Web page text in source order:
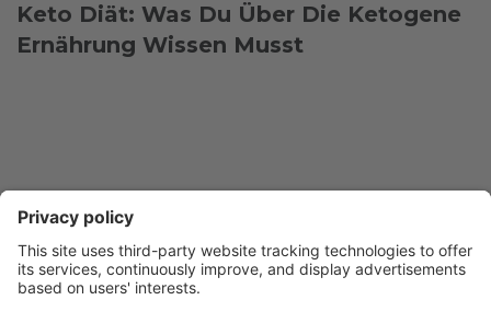
Keto Diät: Was Du Über Die Ketogene
Ernährung Wissen Musst